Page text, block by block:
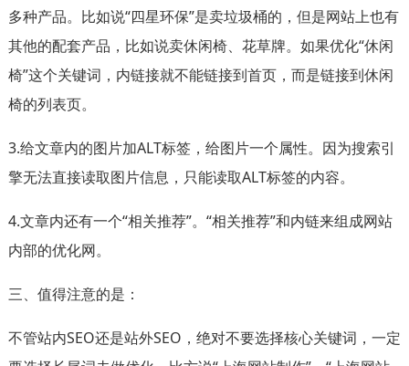
多种产品。比如说“四星环保”是卖垃圾桶的，但是网站上也有
其他的配套产品，比如说卖休闲椅、花草牌。如果优化“休闲
椅”这个关键词，内链接就不能链接到首页，而是链接到休闲
椅的列表页。
3.给文章内的图片加ALT标签，给图片一个属性。因为搜索引
擎无法直接读取图片信息，只能读取ALT标签的内容。
4.文章内还有一个“相关推荐”。“相关推荐”和内链来组成网站
内部的优化网。
三、值得注意的是：
不管站内SEO还是站外SEO，绝对不要选择核心关键词，一定